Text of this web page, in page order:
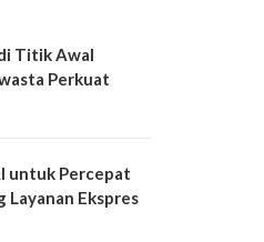
Titik Awal
Perkuat
untuk Percepat
Layanan Ekspres